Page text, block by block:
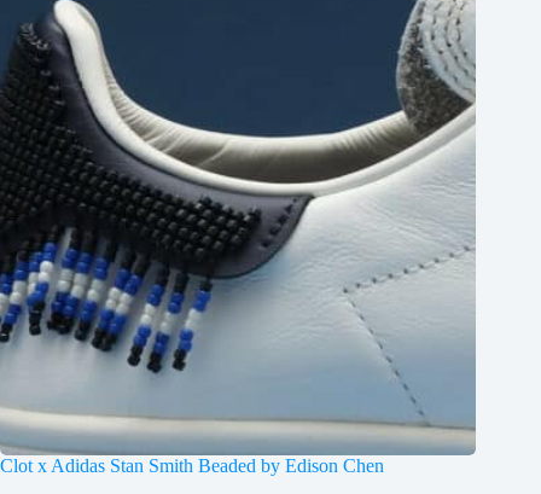
Clot x Adidas Stan Smith Beaded by Edison Chen